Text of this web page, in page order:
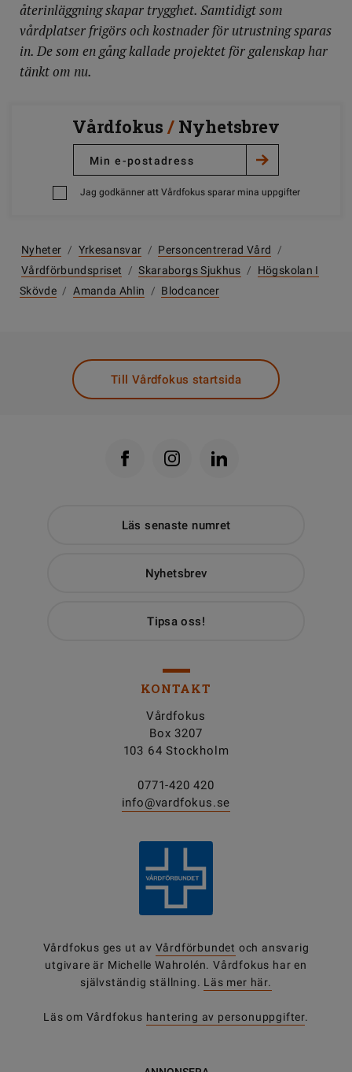
återinläggning skapar trygghet. Samtidigt som
vårdplatser frigörs och kostnader för utrustning sparas
in. De som en gång kallade projektet för galenskap har
tänkt om nu.
Vårdfokus / Nyhetsbrev
Jag godkänner att Vårdfokus sparar mina uppgifter
Nyheter / Yrkesansvar / Personcentrerad Vård
/
Vårdförbundspriset
/ Skaraborgs Sjukhus /
Högskolan I
Skövde / Amanda Ahlin / Blodcancer
Till Vårdfokus startsida
Läs senaste numret
Nyhetsbrev
Tipsa oss!
KONTAKT
Vårdfokus
Box 3207
103 64 Stockholm
0771-420 420
info@vardfokus.se
Vårdfokus ges ut av Vårdförbundet och ansvarig
utgivare är Michelle Wahrolén. Vårdfokus har en
självständig ställning. Läs mer här.
Läs om Vårdfokus hantering av personuppgifter.